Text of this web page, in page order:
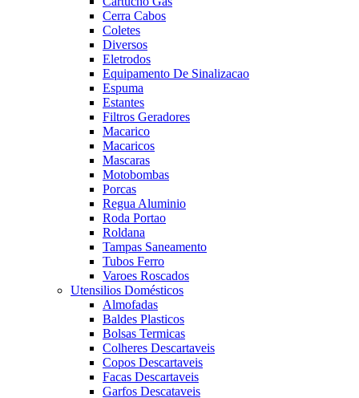
Cerra Cabos
Coletes
Diversos
Eletrodos
Equipamento De Sinalizacao
Espuma
Estantes
Filtros Geradores
Macarico
Macaricos
Mascaras
Motobombas
Porcas
Regua Aluminio
Roda Portao
Roldana
Tampas Saneamento
Tubos Ferro
Varoes Roscados
Utensilios Domésticos
Almofadas
Baldes Plasticos
Bolsas Termicas
Colheres Descartaveis
Copos Descartaveis
Facas Descartaveis
Garfos Descataveis